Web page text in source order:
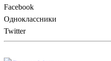
Facebook
Одноклассники
Twitter